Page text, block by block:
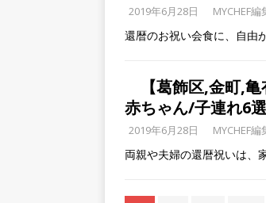
2019年6月28日 MYCHEF編
還暦のお祝い会食に、自由
【葛飾区,金町,
赤ちゃん/子連れ6選
2019年6月28日 MYCHEF編
両親や夫婦の還暦祝いは、